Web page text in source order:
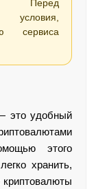
Перед
условия,
сервиса
это удобный
этого
хранить,
криптовалюты